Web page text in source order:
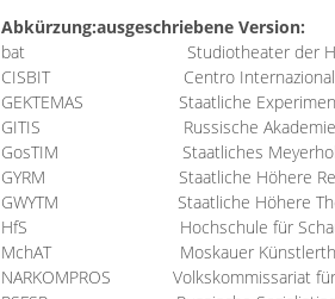
Abkürzung:ausgeschriebene Version:
bat
Studiotheater der
CISBIT
Centro
GEKTEMAS
Staatliche
GITIS
Russische
GosTIM
Staatliches
GYRM
Staatliche Höhere
GWYTM
Staatliche Höhere
HfS
Hochschule für
MchAT
Moskauer
NARKOMPROS
Volkskommissariat